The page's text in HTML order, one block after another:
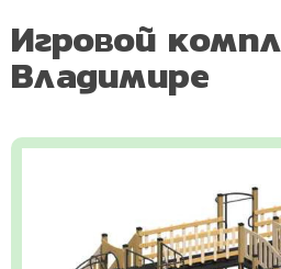
Игровой
Владимире